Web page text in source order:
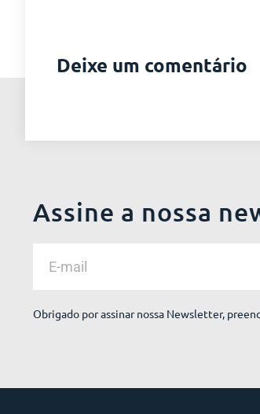
Deixe um comentário
Assine a nossa
Obrigado por assinar nossa Newsletter,